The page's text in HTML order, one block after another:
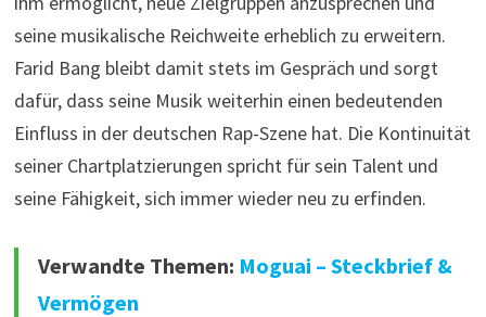
seine musikalische Reichweite erheblich zu erweitern.
Farid Bang bleibt damit stets im Gespräch und sorgt
dafür, dass seine Musik weiterhin einen bedeutenden
Einfluss in der deutschen Rap-Szene hat. Die Kontinuität
seiner Chartplatzierungen spricht für sein Talent und
seine Fähigkeit, sich immer wieder neu zu erfinden.
Verwandte Themen: Moguai – Steckbrief &
Vermögen